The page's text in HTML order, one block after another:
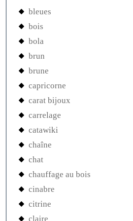
bleues
bois
bola
brun
brune
capricorne
carat bijoux
carrelage
catawiki
chaîne
chat
chauffage au bois
cinabre
citrine
claire